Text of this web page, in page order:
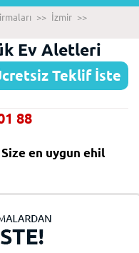
>> İzmir >>
Ev Aletleri
Teklif İste
88
en uygun ehil